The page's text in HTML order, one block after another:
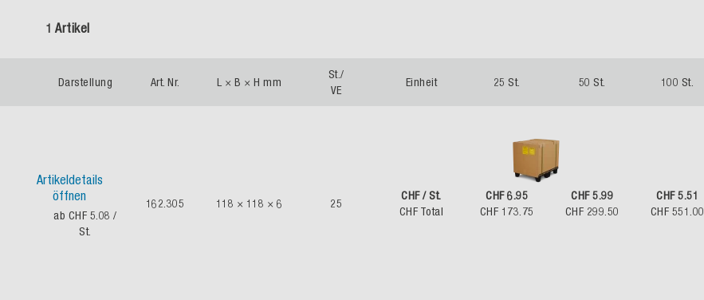
1 Artikel
Darstellung Art. Nr. L × B × H mm
St./
VE
Einheit 25 St. 50 St. 100 St.
Artikeldetails
öffnen
ab CHF 5.08/
St.
162.305 118 × 118 × 6 25
CHF / St.
CHF Total
CHF 6.95
CHF 173.75
CHF 5.99
CHF 299.50
CHF 5.51
CHF 551.00